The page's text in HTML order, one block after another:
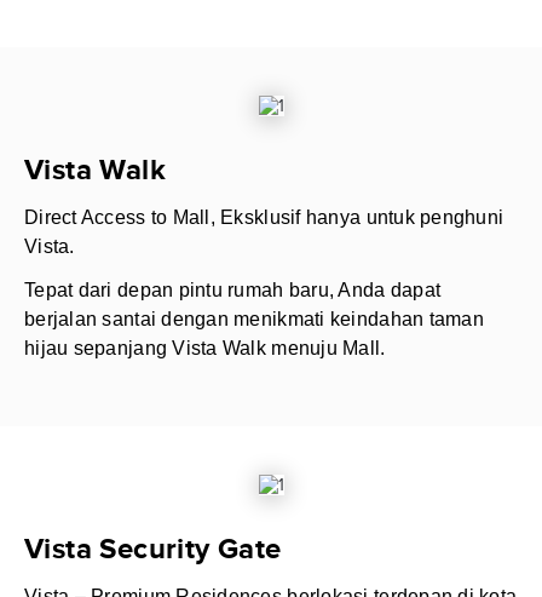
Vista Walk
Direct Access to Mall, Eksklusif hanya untuk penghuni
Vista.
Tepat dari depan pintu rumah baru, Anda dapat
berjalan santai dengan menikmati keindahan taman
hijau sepanjang Vista Walk menuju Mall.
Vista Security Gate